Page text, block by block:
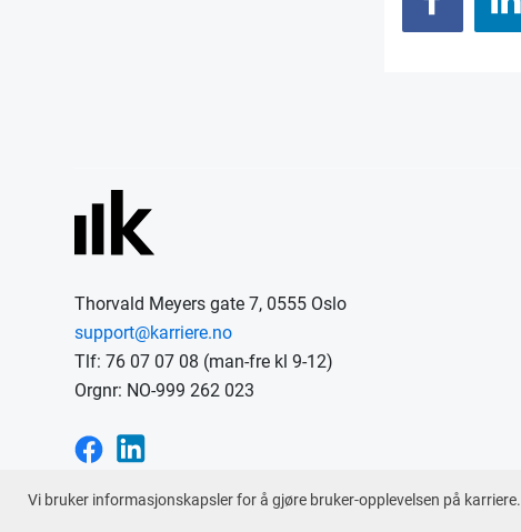
Vi bruker informasjonskapsler for å gjøre bruker-opplevelsen på
Thorvald Meyers gate 7, 0555 Oslo
support@karriere.no
Tlf: 76 07 07 08 (man-fre kl 9-12)
Orgnr: NO-999 262 023
En tjeneste fra © 2026Karriere.no